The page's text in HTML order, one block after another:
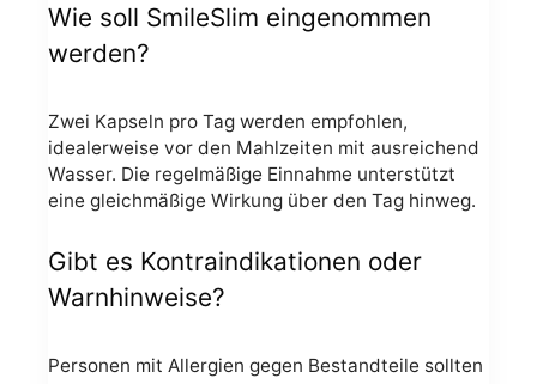
Wie soll SmileSlim eingenommen
werden?
Zwei Kapseln pro Tag werden empfohlen,
idealerweise vor den Mahlzeiten mit ausreichend
Wasser. Die regelmäßige Einnahme unterstützt
eine gleichmäßige Wirkung über den Tag hinweg.
Gibt es Kontraindikationen oder
Warnhinweise?
Personen mit Allergien gegen Bestandteile sollten